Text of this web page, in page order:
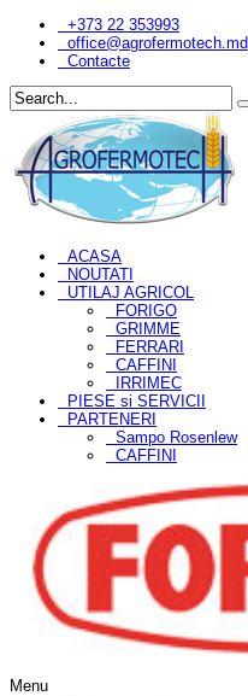
+373 22 353993
office@agrofermotech.md
Contacte
ACASA
NOUTATI
UTILAJ AGRICOL
FORIGO
GRIMME
FERRARI
CAFFINI
IRRIMEC
PIESE si SERVICII
PARTENERI
Sampo Rosenlew
CAFFINI
Menu